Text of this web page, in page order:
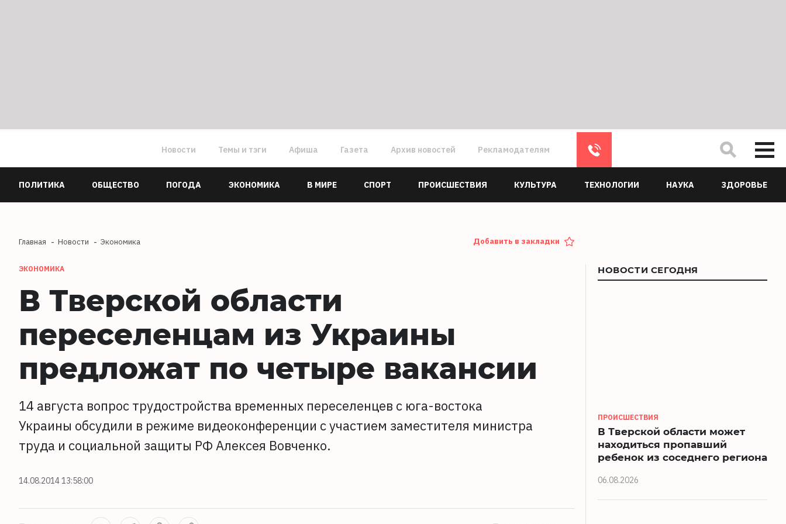
Новости Темы и тэги Афиша Газета Архив новостей Рекламодателям
ПОЛИТИКА ОБЩЕСТВО ПОГОДА ЭКОНОМИКА В МИРЕ СПОРТ ПРОИСШЕСТВИЯ КУЛЬТУРА ТЕХНОЛОГИИ НАУКА ЗДОРОВЬЕ
Главная Новости Экономика Добавить в закладки
ЭКОНОМИКА
В Тверской области
переселенцам из Украины
предложат по четыре вакансии
14 августа вопрос трудостройства временных переселенцев с юга-востока
Украины обсудили в режиме видеоконференции с участием заместителя министра
труда и социальной защиты РФ Алексея Вовченко.
14.08.2014 13:58:00
НОВОСТИ СЕГОДНЯ
ПРОИСШЕСТВИЯ
В Тверской области может
находиться пропавший
ребенок из соседнего региона
06.08.2026